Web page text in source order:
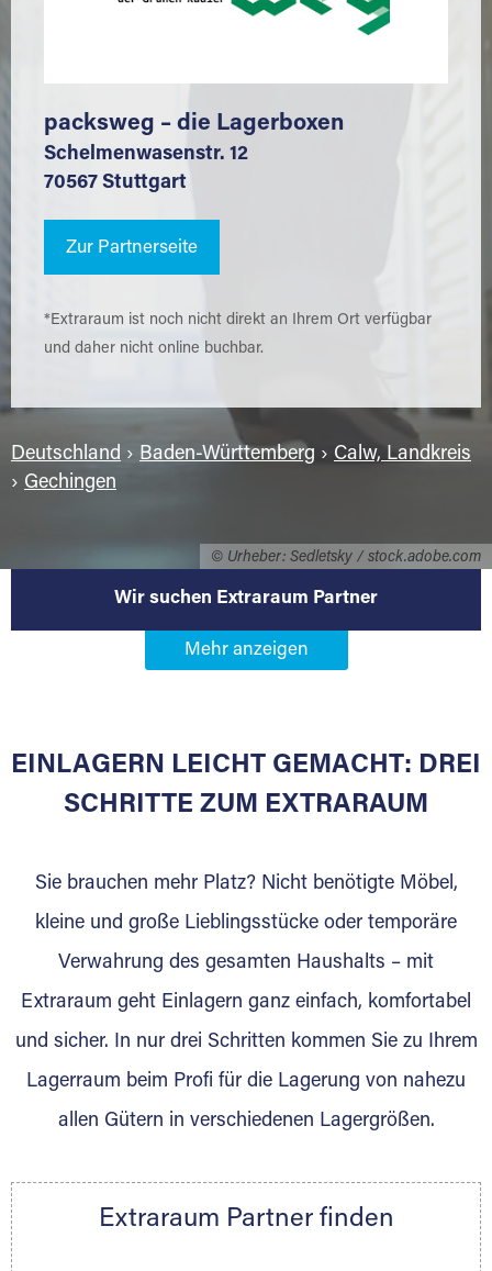
© Urheber: Sedletsky / stock.adobe.com
packsweg – die Lagerboxen
Schelmenwasenstr. 12
70567 Stuttgart
Zur Partnerseite
*Extraraum ist noch nicht direkt an Ihrem Ort verfügbar
und daher nicht online buchbar.
Deutschland › Baden-Württemberg › Calw, Landkreis
› Gechingen
Wir suchen Extraraum Partner
Werden Sie Extraraum Partner in
Sie bieten Kunden Lagerraum zur Miete, der
für die Einlagerung von Umzugsgut gebaut
Lagerkunden und Vermietungen.
Ihre Vorteile als Extraraum Partner:
Marktgerechte Preise
Digitale Buchungsplattform
Gewinnung von Neukunden
Nachricht.
Telefon:+49 6145 5442 - 404
EINLAGERN LEICHT GEMACHT: DREI
SCHRITTE ZUM EXTRARAUM
Sie brauchen mehr Platz? Nicht benötigte Möbel,
kleine und große Lieblingsstücke oder temporäre
Verwahrung des gesamten Haushalts – mit
Extraraum geht Einlagern ganz einfach, komfortabel
und sicher. In nur drei Schritten kommen Sie zu Ihrem
Lagerraum beim Profi für die Lagerung von nahezu
allen Gütern in verschiedenen Lagergrößen.
Extraraum Partner finden